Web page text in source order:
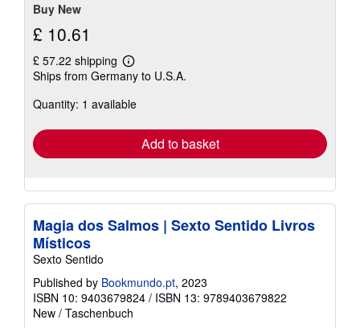
Buy New
£ 10.61
£ 57.22 shipping
Learn
more
shipping
Ships from Germany to U.S.A.
Quantity: 1 available
Add to basket
Magia dos Salmos | Sexto Sentido Livros
Místicos
Sexto Sentido
Published by Bookmundo.pt, 2023
ISBN 10: 9403679824 / ISBN 13: 9789403679822
New / Taschenbuch